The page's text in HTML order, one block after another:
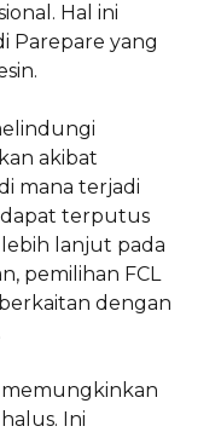
Hal ini
Parepare yang
akibat
mana terjadi
terputus
lanjut pada
pemilihan FCL
dengan
memungkinkan
Ini